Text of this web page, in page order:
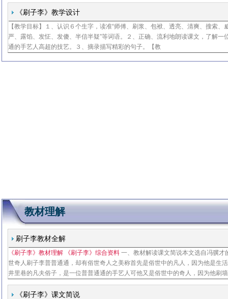
《刷子李》教学设计
王
【教学目标】１、认识６个生字，读准“师傅、刷浆、包袱、透亮、清爽、搜索、
严、露馅、发怔、发傻、半信半疑”等词语。２、正确、流利地朗读课文，了解一
通的手艺人高超的技艺。３、摘录描写精彩的句子。【教
教材理解
刷子李教材全解
《刷子李》教材理解 《刷子李》综合资料 一、教材解读课文简说本文选自冯骥才
世奇人刷子李普普通通，却有俗世奇人之美称首先是俗世中的凡人，因为他是生
井里巷的凡夫俗子，是一位普普通通的手艺人可他又是俗世中的奇人，因为他刷
艺高超，让行外的没见过的不信，行内的生气愣说不信他有才能、有个性，喜怒
样俱全，但行事言语又高于常人，所以，用俗世奇人
《刷子李》课文简说